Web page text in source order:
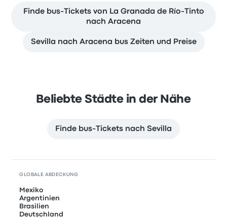
Finde bus-Tickets von La Granada de Río-Tinto
nach Aracena
Sevilla nach Aracena bus Zeiten und Preise
Beliebte Städte in der Nähe
Finde bus-Tickets nach Sevilla
GLOBALE ABDECKUNG
Mexiko
Argentinien
Brasilien
Deutschland